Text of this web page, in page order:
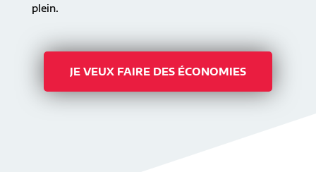
plein.
JE VEUX FAIRE DES ÉCONOMIES